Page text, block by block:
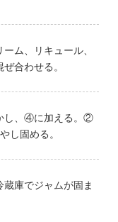
ム、リキュール、
合わせる。
し、④に加える。②
し固める。
庫でジャムが固ま